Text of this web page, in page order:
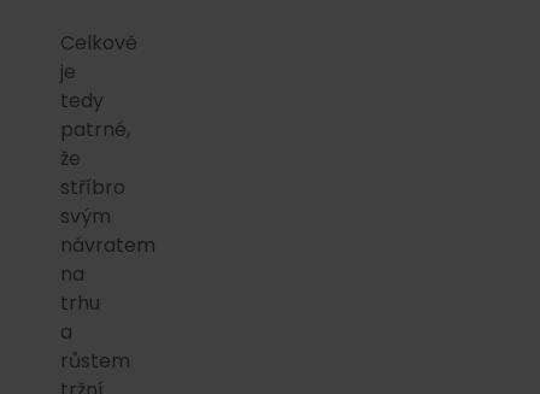
Celkově
je
tedy
patrné,
že
stříbro
svým
návratem
na
trhu
a
růstem